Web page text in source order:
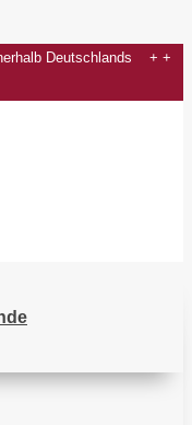
Deutschlands + +